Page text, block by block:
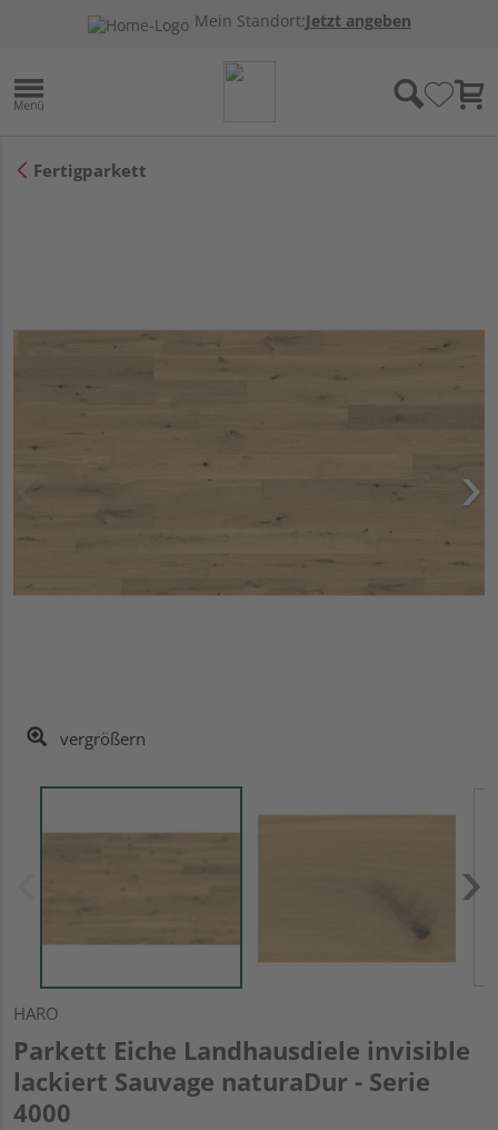
Mein Standort:Jetzt angeben
Fertigparkett
vergrößern
HARO
Parkett Eiche Landhausdiele invisible
lackiert Sauvage naturaDur - Serie
4000